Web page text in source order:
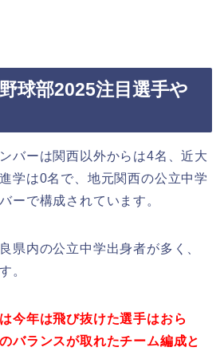
球部2025注目選手や
バーは関西以外からは4名、近大
学は0名で、地元関西の公立中学
ーで構成されています。
県内の公立中学出身者が多く、
。
今年は飛び抜けた選手はおら
バランスが取れたチーム編成と